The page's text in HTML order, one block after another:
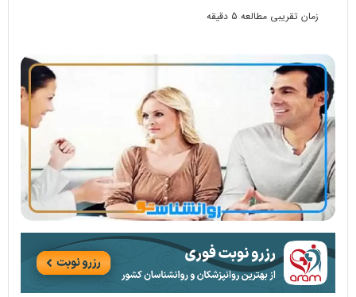
زمان تقریبی مطالعه 5 دقیقه